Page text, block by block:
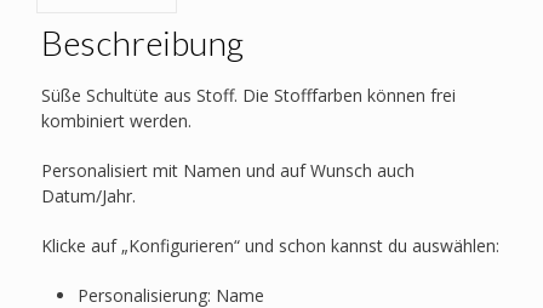
Beschreibung
Süße Schultüte aus Stoff. Die Stofffarben können frei
kombiniert werden.
Personalisiert mit Namen und auf Wunsch auch
Datum/Jahr.
Klicke auf „Konfigurieren“ und schon kannst du auswählen:
Personalisierung: Name